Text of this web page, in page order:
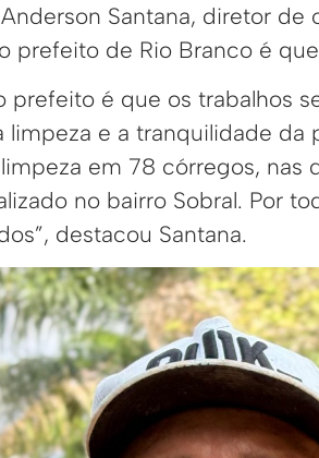
Santana, diretor de
prefeito de Rio Branco é
prefeito é que os trabalhos
limpeza e a tranquilidade da
em 78 córregos, nas
no bairro Sobral. Por
destacou Santana.